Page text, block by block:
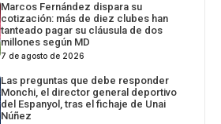
Marcos Fernández dispara su
cotización: más de diez clubes han
tanteado pagar su cláusula de dos
millones según MD
7 de agosto de 2026
Las preguntas que debe responder
Monchi, el director general deportivo
del Espanyol, tras el fichaje de Unai
Núñez